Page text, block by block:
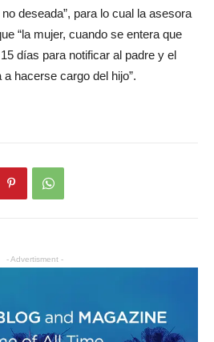
deseada”, para lo cual la asesora
“la mujer, cuando se entera que
días para notificar al padre y el
hacerse cargo del hijo”.
- Advertisment -